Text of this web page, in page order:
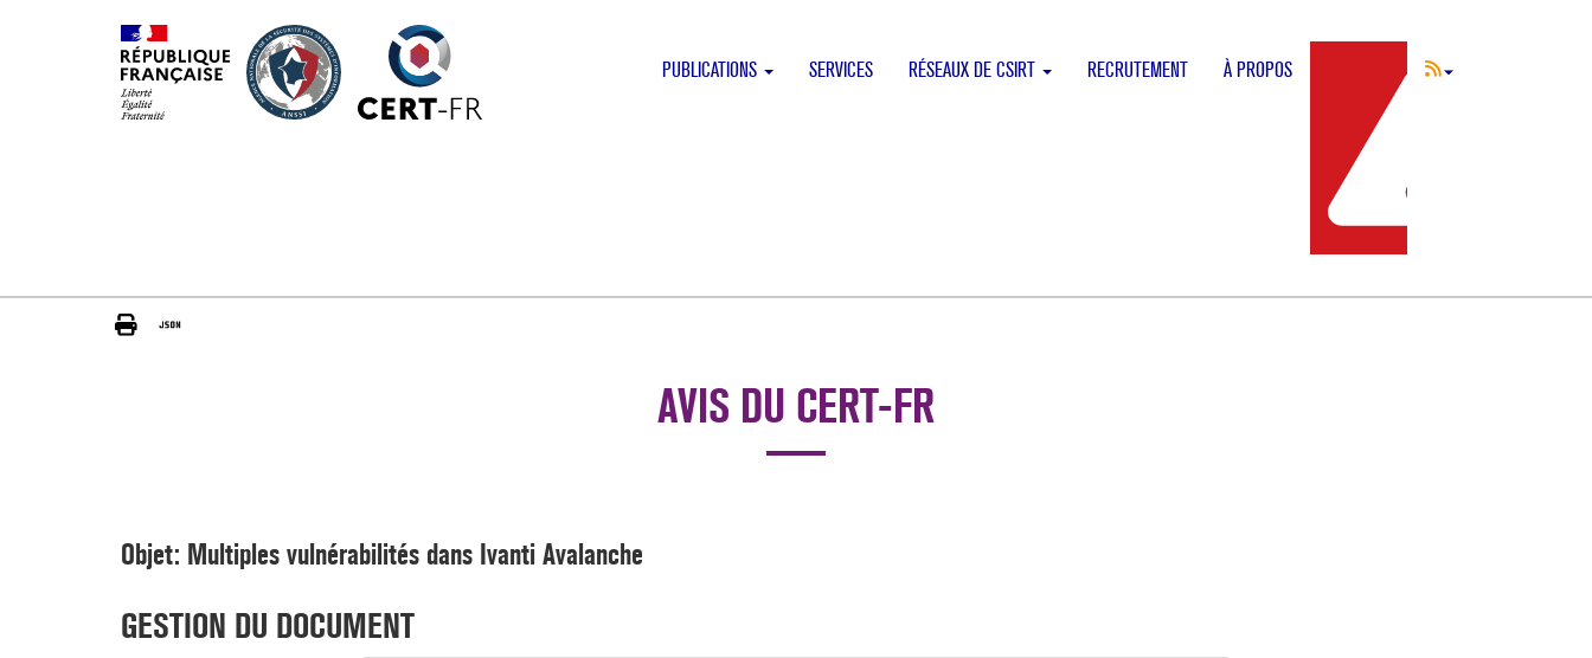
PUBLICATIONS SERVICES RÉSEAUX DE CSIRT RECRUTEMENT À PROPOS
AVIS DU CERT-FR
Objet: Multiples vulnérabilités dans Ivanti Avalanche
GESTION DU DOCUMENT